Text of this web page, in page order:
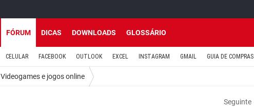
FÓRUM DICAS DOWNLOADS GLOSSÁRIO
CELULAR FACEBOOK OUTLOOK EXCEL INSTAGRAM GMAIL GUIA DE COMPRAS
Videogames e jogos online
Seguinte